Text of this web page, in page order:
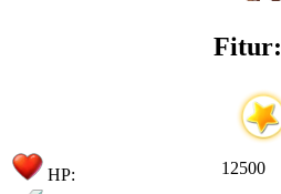
Fitur:
HP: 12500